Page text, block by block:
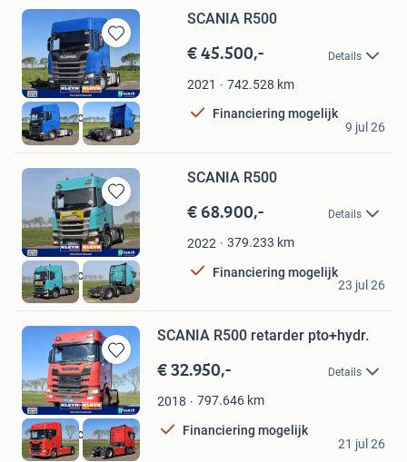
Bewaren
in
Mijn
Favorieten
SCANIA R500
€ 45.500,- Details
2021 742.528 km
Financiering mogelijk
Kleyn Trucks BV
Vuren
9 jul 26
Bewaren
in
Mijn
Favorieten
SCANIA R500
€ 68.900,- Details
2022 379.233 km
Financiering mogelijk
Kleyn Trucks BV
Vuren
23 jul 26
Bewaren
in
Mijn
Favorieten
SCANIA R500 retarder pto+hydr.
€ 32.950,- Details
2018 797.646 km
Financiering mogelijk
Kleyn Trucks BV
Vuren
21 jul 26